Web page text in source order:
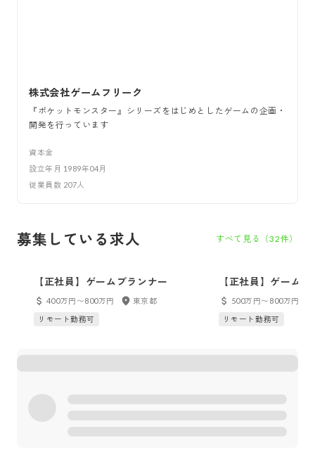
株式会社ゲームフリーク
『ポケットモンスター』シリーズをはじめとしたゲームの企画・
開発を行っています
資本金
設立年月 1989年04月
従業員数 207人
募集している求人 すべて見る（32件）
【正社員】ゲームプランナー
400万円〜800万円
東京都
リモート勤務可
【正社員】ゲーム
500万円〜800万円
リモート勤務可